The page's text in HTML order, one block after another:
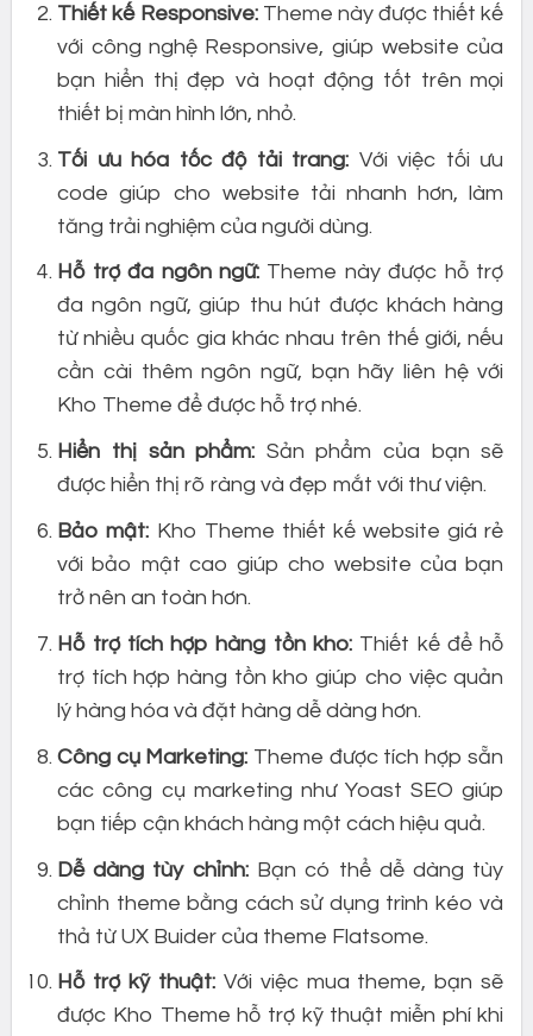
Thiết kế Responsive:Theme này được thiết kế
với công nghệ Responsive, giúp website của
bạn hiển thị đẹp và hoạt động tốt trên mọi
thiết bị màn hình lớn, nhỏ.
Tối ưu hóa tốc độ tải trang: Với việc tối ưu
code giúp cho website tải nhanh hơn, làm
tăng trải nghiệm của người dùng.
Hỗ trợ đa ngôn ngữ: Theme này được hỗ trợ
đa ngôn ngữ, giúp thu hút được khách hàng
từ nhiều quốc gia khác nhau trên thế giới, nếu
cần cài thêm ngôn ngữ, bạn hãy liên hệ với
Kho Theme để được hỗ trợ nhé.
Hiển thị sản phẩm: Sản phẩm của bạn sẽ
được hiển thị rõ ràng và đẹp mắt với thư viện.
Bảo mật: Kho Theme thiết kế website giá rẻ
với bảo mật cao giúp cho website của bạn
trở nên an toàn hơn.
Hỗ trợ tích hợp hàng tồn kho: Thiết kế để hỗ
trợ tích hợp hàng tồn kho giúp cho việc quản
lý hàng hóa và đặt hàng dễ dàng hơn.
Công cụ Marketing: Theme được tích hợp sẵn
các công cụ marketing như Yoast SEO giúp
bạn tiếp cận khách hàng một cách hiệu quả.
Dễ dàng tùy chỉnh:Bạn có thể dễ dàng tùy
chỉnh theme bằng cách sử dụng trình kéo và
thả từ UX Buider của theme Flatsome.
Hỗ trợ kỹ thuật:Với việc mua theme, bạn sẽ
được Kho Theme hỗ trợ kỹ thuật miễn phí khi